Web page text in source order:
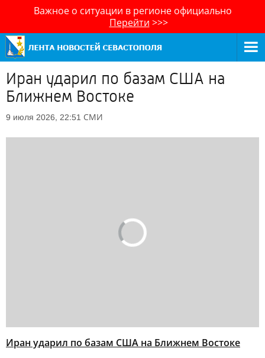
Важное о ситуации в регионе официально
Перейти >>>
Иран ударил по базам США на
Ближнем Востоке
9 июля 2026, 22:51 СМИ
Иран ударил по базам США на Ближнем Востоке